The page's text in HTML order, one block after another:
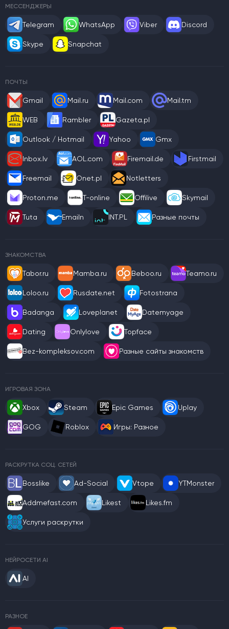
МЕССЕНДЖЕРЫ
Telegram WhatsApp Viber Discord
Skype Snapchat
ПОЧТЫ
Gmail Mail.ru Mail.com Mail.tm
WEB Rambler Gazeta.pl
Outlook / Hotmail Yahoo Gmx
Inbox.lv AOL.com Firemail.de Firstmail
Freemail Onet.pl Notletters
Proton.me T-online Offilive Skymail
Tuta Emailn INT.PL Разные почты
ЗНАКОМСТВА
Tabor.ru Mamba.ru Beboo.ru Teamo.ru
Loloo.ru Rusdate.net Fotostrana
Badanga Loveplanet Datemyage
Dating Onlylove Topface
Bez-kompleksov.com Разные сайты знакомств
ИГРОВАЯ ЗОНА
Xbox Steam Epic Games Uplay
GOG Roblox Игры: Разное
РАСКРУТКА СОЦ. СЕТЕЙ
Bosslike Ad-Social Vtope YTMonster
Addmefast.com Likest Likes.fm
Услуги раскрутки
НЕЙРОСЕТИ AI
AI
РАЗНОЕ